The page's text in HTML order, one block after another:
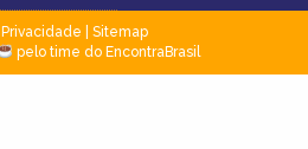
Privacidade
Sitemap
pelo time do EncontraBrasil